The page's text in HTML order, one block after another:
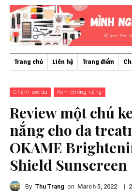
Trang chủ Liên hệ Trang điểm
Chăm sóc da Kem chống nắng
Review một chú
nắng cho da
OKAME
Shield Sunscreen
By Thu Trang on March 5, 2022 |